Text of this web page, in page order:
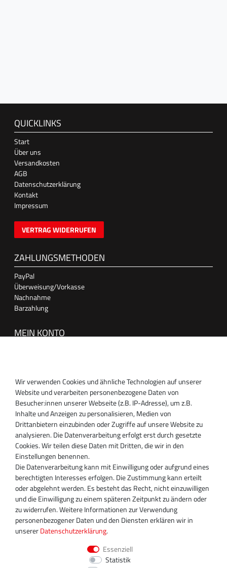
QUICKLINKS
Start
Über uns
Versandkosten
AGB
Datenschutzerklärung
Kontakt
Impressum
VERTRAG WIDERRUFEN
ZAHLUNGSMETHODEN
PayPal
Überweisung/Vorkasse
Nachnahme
Barzahlung
MEIN KONTO
SUPPORT
Inhaber:
Magnos Turbosystems GmbH
Miraustraße 27-29
D-13509 Berlin
+49 30 340 606 740
+49 30 340 606 740
+49 30 340 606 745
info@turboservice24.de
Aktuelle Öffnungszeiten
Mo-Fr: 08:00 Uhr - 18:00 Uhr
Sa: geschlossen
Wir verwenden Cookies und ähnliche Technologien auf unserer
Website und verarbeiten personenbezogene Daten von
Besucher:innen unserer Webseite (z.B. IP-Adresse), um z.B.
Inhalte und Anzeigen zu personalisieren, Medien von
Drittanbietern einzubinden oder Zugriffe auf unsere Website zu
analysieren. Die Datenverarbeitung erfolgt erst durch gesetzte
Cookies. Wir teilen diese Daten mit Dritten, die wir in den
Einstellungen benennen.
Die Datenverarbeitung kann mit Einwilligung oder aufgrund eines
berechtigten Interesses erfolgen. Die Zustimmung kann erteilt
oder abgelehnt werden. Es besteht das Recht, nicht einzuwilligen
und die Einwilligung zu einem späteren Zeitpunkt zu ändern oder
zu widerrufen. Weitere Informationen zur Verwendung
personenbezogener Daten und den Diensten erklären wir in
unsererDaten­schutz­erklärung.
Essenziell
Statistik